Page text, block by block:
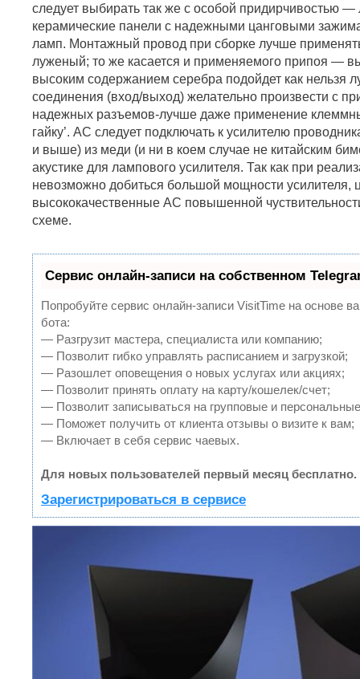
следует выбирать так же с особой придирчивостью —
керамические панели с надежными цанговыми
ламп. Монтажный провод при сборке лучше
луженый; то же касается и применяемого припоя —
высоким содержанием серебра подойдет как нельзя
соединения (вход/выход) желательно произвести с
надежных разъемов-лучше даже применение
гайку’. АС следует подключать к усилителю
и выше) из меди (и ни в коем случае не китайским
акустике для лампового усилителя. Так как при
невозможно добиться большой мощности усилителя,
высококачественные АС повышенной
схеме.
Сервис онлайн-записи на собственном
Попробуйте сервис онлайн-записи VisitTime на основе
бота:
— Разгрузит мастера, специалиста или компанию;
— Позволит гибко управлять расписанием и загрузкой;
— Разошлет оповещения о новых услугах или акциях;
— Позволит принять оплату на карту/кошелек/счет;
— Позволит записываться на групповые и
— Поможет получить от клиента отзывы о визите к вам;
— Включает в себя сервис чаевых.
Для новых пользователей первый месяц бесплатно.
Зарегистрироваться в сервисе